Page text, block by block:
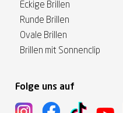
Eckige Brillen
Runde Brillen
Ovale Brillen
Brillen mit Sonnenclip
Folge uns auf